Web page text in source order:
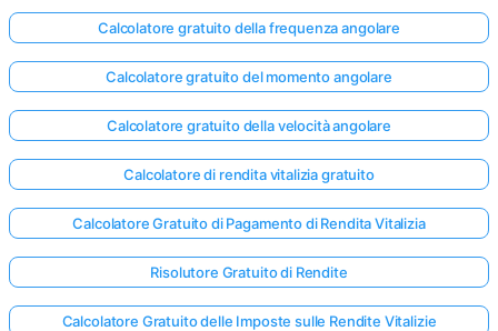
Calcolatore gratuito della frequenza angolare
Calcolatore gratuito del momento angolare
Calcolatore gratuito della velocità angolare
Calcolatore di rendita vitalizia gratuito
Calcolatore Gratuito di Pagamento di Rendita Vitalizia
Risolutore Gratuito di Rendite
Calcolatore Gratuito delle Imposte sulle Rendite Vitalizie